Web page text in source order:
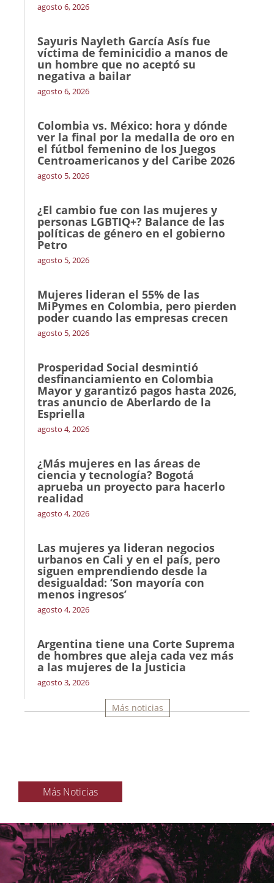
agosto 6, 2026
Sayuris Nayleth García Asís fue
víctima de feminicidio a manos de
un hombre que no aceptó su
negativa a bailar
agosto 6, 2026
Colombia vs. México: hora y dónde
ver la final por la medalla de oro en
el fútbol femenino de los Juegos
Centroamericanos y del Caribe 2026
agosto 5, 2026
¿El cambio fue con las mujeres y
personas LGBTIQ+? Balance de las
políticas de género en el gobierno
Petro
agosto 5, 2026
Mujeres lideran el 55% de las
MiPymes en Colombia, pero pierden
poder cuando las empresas crecen
agosto 5, 2026
Prosperidad Social desmintió
desfinanciamiento en Colombia
Mayor y garantizó pagos hasta 2026,
tras anuncio de Aberlardo de la
Espriella
agosto 4, 2026
¿Más mujeres en las áreas de
ciencia y tecnología? Bogotá
aprueba un proyecto para hacerlo
realidad
agosto 4, 2026
Las mujeres ya lideran negocios
urbanos en Cali y en el país, pero
siguen emprendiendo desde la
desigualdad: ‘Son mayoría con
menos ingresos’
agosto 4, 2026
Argentina tiene una Corte Suprema
de hombres que aleja cada vez más
a las mujeres de la Justicia
agosto 3, 2026
Más noticias
Más Noticias